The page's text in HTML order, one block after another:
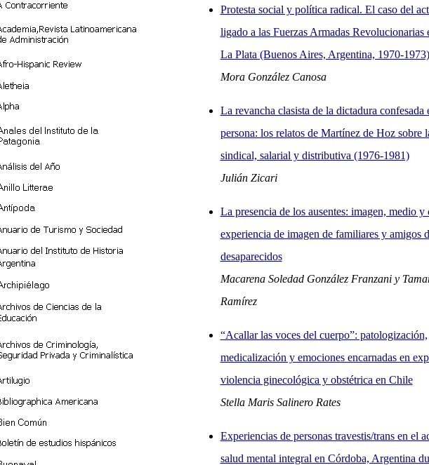
Protesta social y política radical. El caso del
ligado a las Fuerzas Armadas Revolucionarias
La Plata (Buenos Aires, Argentina, 1970-1973)
Mora González Canosa
La revancha clasista de la dictadura confesada
persona: los relatos de Martínez de Hoz sobre
sindical, salarial y distributiva (1976-1981)
Julián Zicari
La presencia de los ausentes: imagen, medio y
experiencia de imagen de familiares y amigos
desaparecidos
Macarena Soledad González Franzani y
Ramírez
“Acallar las voces del cuerpo”: patologización,
medicalización y emociones encarnadas en
violencia ginecológica y obstétrica en Chile
Stella Maris Salinero Rates
Experiencias de personas travestis/trans en el
salud mental integral en Córdoba, Argentina